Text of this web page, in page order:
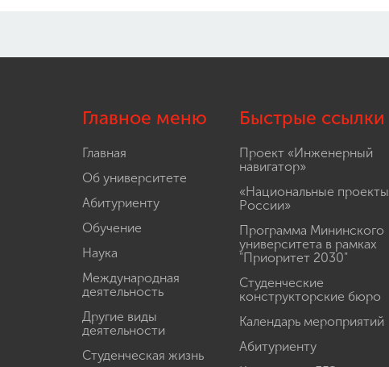
Главное меню
Главная
Об университете
Абитуриенту
Обучение
Наука
Международная
деятельность
Другие виды
деятельности
Студенческая жизнь
Быстрые ссылки
Проект «Инженерный
навигатор»
«Национальные проекты
России»
Программа Мининского
университета в рамках
"Приоритет 2030"
Студенческие
конструкторские бюро
Календарь мероприятий
Абитуриенту